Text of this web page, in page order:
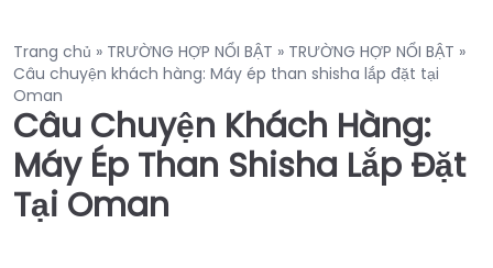
Trang chủ » TRƯỜNG HỢP NỔI BẬT » TRƯỜNG HỢP NỔI BẬT »
Câu chuyện khách hàng: Máy ép than shisha lắp đặt tại
Oman
Câu Chuyện Khách Hàng:
Máy Ép Than Shisha Lắp Đặt
Tại Oman